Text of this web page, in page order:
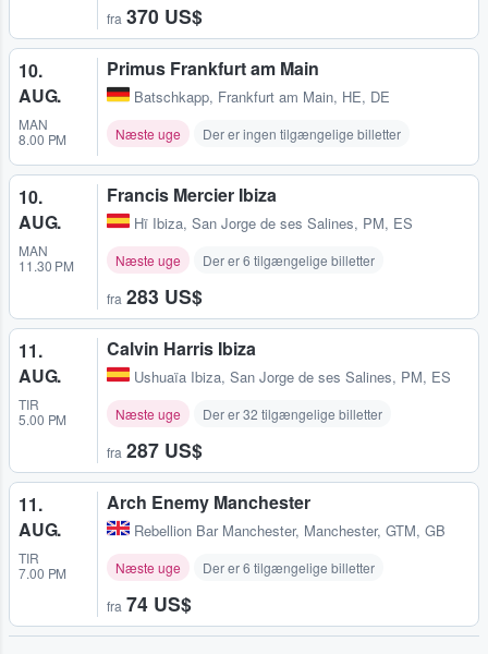
fra 370 US$
10.
AUG.
MAN
8.00 PM
Primus Frankfurt am Main
Batschkapp, Frankfurt am Main, HE, DE
Næste uge Der er ingen tilgængelige billetter
10.
AUG.
MAN
11.30 PM
Francis Mercier Ibiza
Hï Ibiza, San Jorge de ses Salines, PM, ES
Næste uge Der er 6 tilgængelige billetter
fra 283 US$
11.
AUG.
TIR
5.00 PM
Calvin Harris Ibiza
Ushuaïa Ibiza, San Jorge de ses Salines, PM, ES
Næste uge Der er 32 tilgængelige billetter
fra 287 US$
11.
AUG.
TIR
7.00 PM
Arch Enemy Manchester
Rebellion Bar Manchester, Manchester, GTM, GB
Næste uge Der er 6 tilgængelige billetter
fra 74 US$